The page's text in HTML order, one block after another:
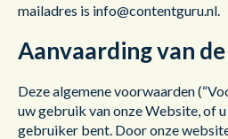
mailadres is info@contentguru.nl.
Aanvaarding van
Deze algemene voorwaarden
uw gebruik van onze Website, of
gebruiker bent. Door onze